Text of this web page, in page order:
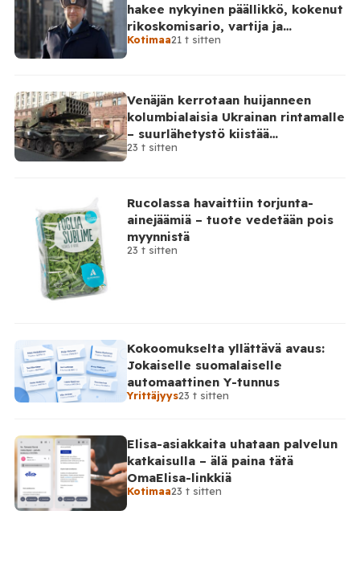
hakee nykyinen päällikkö, kokenut
rikoskomisario, vartija ja
sarjahakija
Kotimaa21 t sitten
Venäjän kerrotaan huijanneen
kolumbialaisia Ukrainan rintamalle
– suurlähetystö kiistää
osallisuutensa
23 t sitten
Rucolassa havaittiin torjunta-
ainejäämiä – tuote vedetään pois
myynnistä
23 t sitten
Kokoomukselta yllättävä avaus:
Jokaiselle suomalaiselle
automaattinen Y-tunnus
Yrittäjyys23 t sitten
Elisa-asiakkaita uhataan palvelun
katkaisulla – älä paina tätä
OmaElisa-linkkiä
Kotimaa23 t sitten